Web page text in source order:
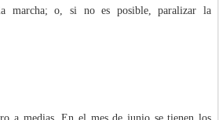
marcha; o, si no es posible, paralizar la